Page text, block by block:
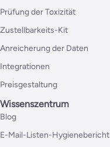
Prüfung der Toxizität
Zustellbarkeits-Kit
Anreicherung der Daten
Integrationen
Preisgestaltung
Wissenszentrum
Blog
E-Mail-Listen-Hygienebericht